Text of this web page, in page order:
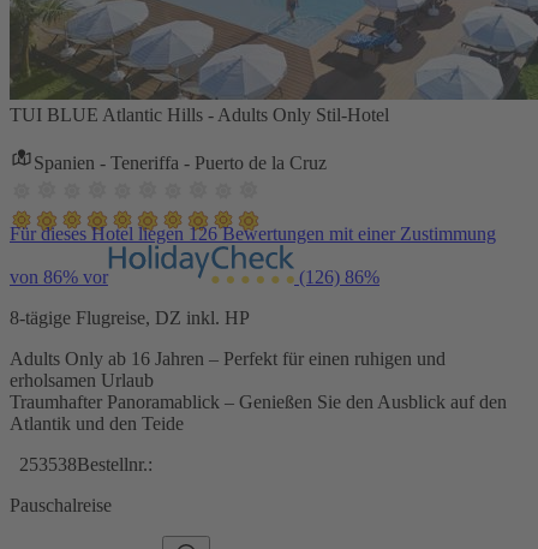
TUI BLUE Atlantic Hills - Adults Only Stil-Hotel
Spanien - Teneriffa - Puerto de la Cruz
Für dieses Hotel liegen 126 Bewertungen mit einer Zustimmung
von 86% vor (126) 86%
8-tägige Flugreise, DZ inkl. HP
Adults Only ab 16 Jahren – Perfekt für einen ruhigen und
erholsamen Urlaub
Traumhafter Panoramablick – Genießen Sie den Ausblick auf den
Atlantik und den Teide
253538Bestellnr.:
Pauschalreise